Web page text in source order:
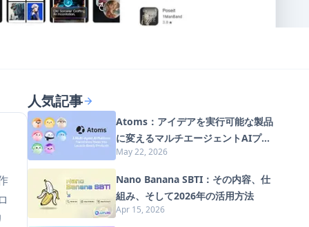
人気記事
Atoms：アイデアを実行可能な製品
に変えるマルチエージェントAIプラ
ットフォーム
May 22, 2026
Nano Banana SBTI：その内容、仕
組み、そして2026年の活用方法
Apr 15, 2026